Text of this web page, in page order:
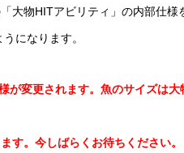
大物HITアビリティ」の内部仕様
になります。
変更されます。魚のサイズは
す。今しばらくお待ちください。